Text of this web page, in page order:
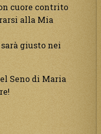
cuore contrito
alla Mia
giusto nei
Seno di Maria